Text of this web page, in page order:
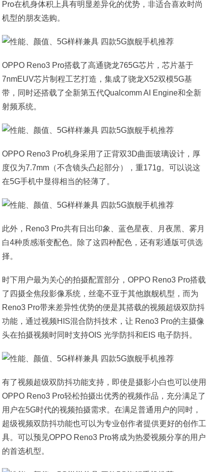
Pro在机身体积上具有明显差异化的优势，非适合喜欢时尚
机型的朋友选购。
OPPO Reno3 Pro搭载了高通骁龙765G芯片，芯片基于
7nmEUV芯片制程工艺打造，集成了骁龙X52双模5G基
带，同时还搭载了全新第五代Qualcomm AI Engine和全新
射频系统。
OPPO Reno3 Pro机身采用了正背双3D曲面玻璃设计，厚
度仅为7.7mm（不含镜头凸起部分），重171g。可以说这
在5G手机中显得相当的轻薄了。
此外，Reno3 Pro共有日出印象、蓝色星夜、月夜黑、雾月
白4种质感渐变配色。除了这四种配色，还有彩通版可供选
择。
时下用户最为关心的拍摄配置部分，OPPO Reno3 Pro搭载
了四摄全焦段影像系统，丝毫不亚于其他旗舰机型，而为
Reno3 Pro带来差异性优势的便是其搭载的视频超级双防抖
功能，通过视频HIS混合防抖技术，让 Reno3 Pro的主摄像
头在拍摄视频时同时支持OIS 光学防抖和EIS 电子防抖。
有了视频超级双防抖功能支持，即使是摄影小白也可以使用
OPPO Reno3 Pro轻松拍摄出优秀的视频作品，充分满足了
用户在5G时代的视频拍摄需求。在满足普通用户的同时，
超级视频双防抖功能也可以为专业创作者提供更好的创作工
具。可以预见OPPO Reno3 Pro将成为热爱视频分享的用户
的首选机型。